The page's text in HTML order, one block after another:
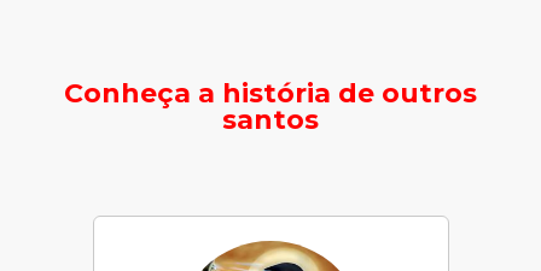
Conheça a história de outros
santos